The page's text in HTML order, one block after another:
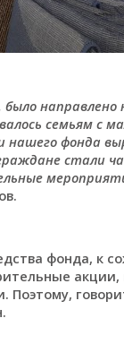
семьям с
фонда
стали
фонда, к